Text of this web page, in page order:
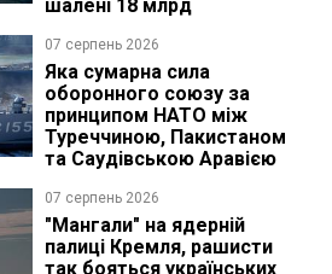
шалені 18 млрд
07 серпень 2026
Яка сумарна сила
оборонного союзу за
принципом НАТО між
Туреччиною, Пакистаном
та Саудівською Аравією
07 серпень 2026
"Мангали" на ядерній
палиці Кремля, рашисти
так бояться українських